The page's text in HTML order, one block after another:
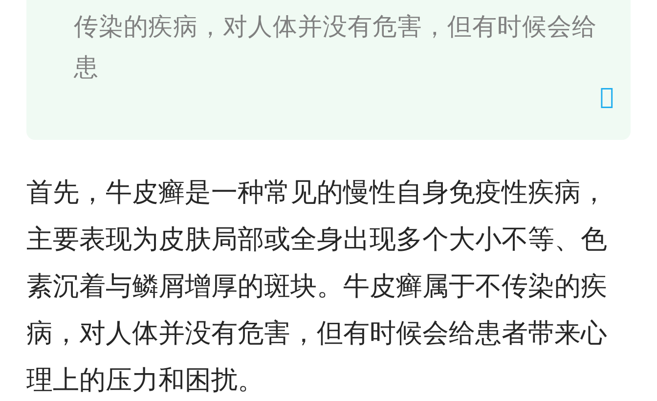
传染的疾病，对人体并没有危害，但有时候会给
患
首先，牛皮癣是一种常见的慢性自身免疫性疾病，
主要表现为皮肤局部或全身出现多个大小不等、色
素沉着与鳞屑增厚的斑块。牛皮癣属于不传染的疾
病，对人体并没有危害，但有时候会给患者带来心
理上的压力和困扰。